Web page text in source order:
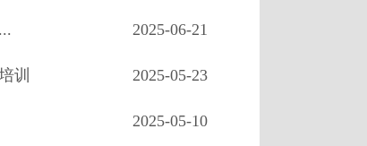
2025-06-21
训 2025-05-23
2025-05-10